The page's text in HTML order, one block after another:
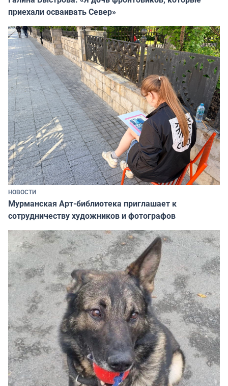
приехали осваивать Север»
НОВОСТИ
Мурманская Арт-библиотека приглашает к
сотрудничеству художников и фотографов